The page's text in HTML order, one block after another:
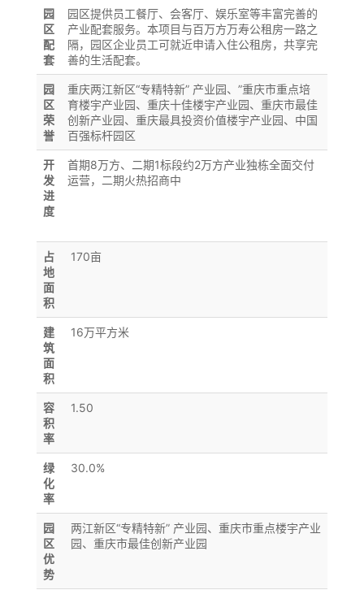
园
区
配
套
园区提供员工餐厅、会客厅、娱乐室等丰富完善的
产业配套服务。本项目与百万方万寿公租房一路之
隔，园区企业员工可就近申请入住公租房，共享完
善的生活配套。
园
区
荣
誉
重庆两江新区“专精特新” 产业园、”重庆市重点培
育楼宇产业园、重庆十佳楼宇产业园、重庆市最佳
创新产业园、重庆最具投资价值楼宇产业园、中国
百强标杆园区
开
发
进
度
首期8万方、二期1标段约2万方产业独栋全面交付
运营，二期火热招商中
占
地
面
积
170亩
建
筑
面
积
16万平方米
容
积
率
1.50
绿
化
率
30.0%
园
区
优
势
两江新区“专精特新” 产业园、重庆市重点楼宇产业
园、重庆市最佳创新产业园